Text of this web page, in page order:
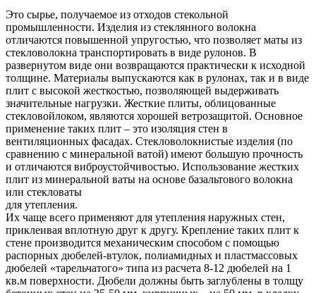
Это сырье, получаемое из отходов стекольной
промышленности. Изделия из стеклянного волокна
отличаются повышенной упругостью, что позволяет маты из
стекловолокна транспортировать в виде рулонов. В
развернутом виде они возвращаются практически к исходной
толщине. Материалы выпускаются как в рулонах, так и в виде
плит с высокой жесткостью, позволяющей выдерживать
значительные нагрузки. Жесткие плиты, облицованные
стекловойлоком, являются хорошей ветрозащитой. Основное
применение таких плит – это изоляция стен в
вентиляционных фасадах. Стекловолокнистые изделия (по
сравнению с минеральной ватой) имеют большую прочность
и отличаются виброустойчивостью. Использование жестких
плит из минеральной ваты на основе базальтового волокна
или стекловаты
для утепления.
Их чаще всего применяют для утепления наружных стен,
приклеивая вплотную друг к другу. Крепление таких плит к
стене производится механическим способом с помощью
распорных дюбелей-втулок, полиамидных и пластмассовых
дюбелей «тарельчатого» типа из расчета 8-12 дюбелей на 1
кв.м поверхности. Дюбели должны быть заглублены в толщу